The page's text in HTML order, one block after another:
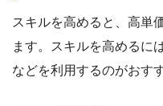
スキルを高めると、高単
ます。スキルを高めるに
などを利用するのがおす